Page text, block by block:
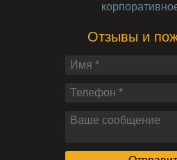
Отзывы и